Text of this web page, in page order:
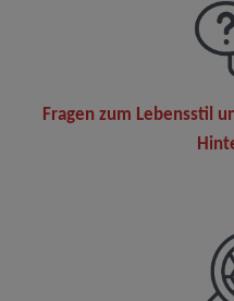
Fragen zum Lebensstil